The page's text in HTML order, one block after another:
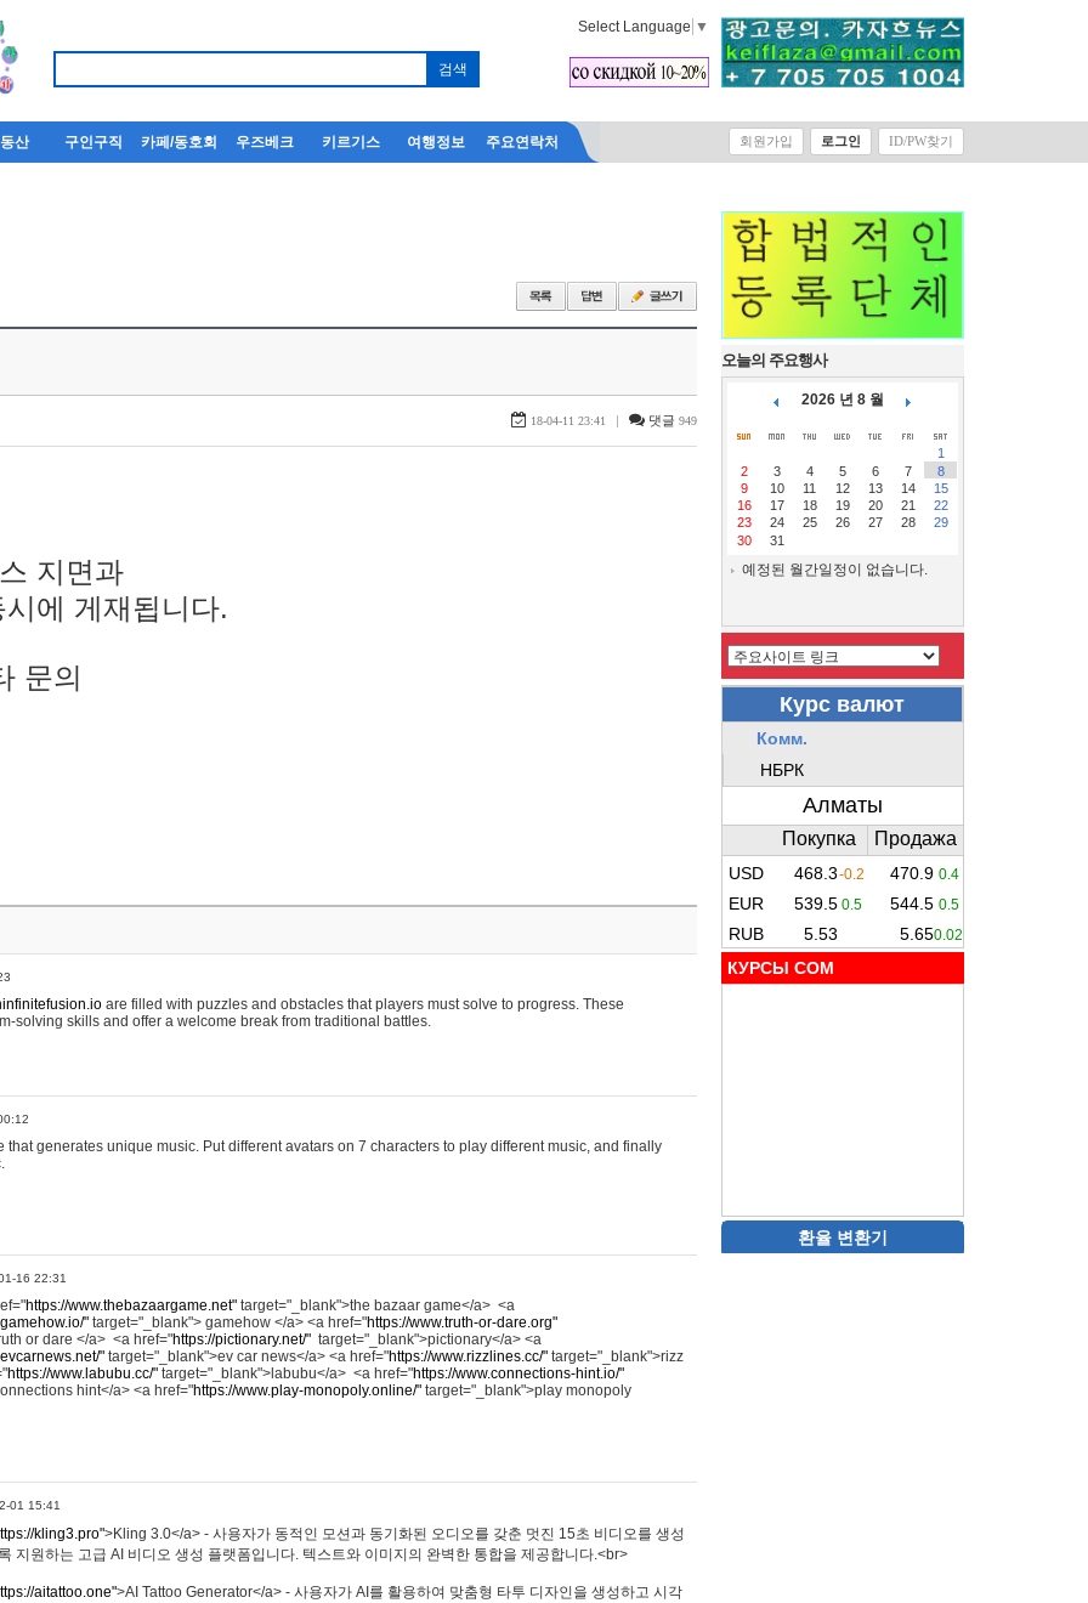
Select Language ▼
산 구인구직 카페/동호회 우즈베크 키르기스 여행정보 주요연락처 회원가입 로그인 ID/PW찾기
18-04-11 23:41 | 댓글 949
지면과
에 게재됩니다.
문의
are filled with puzzles and obstacles that players must solve to progress. These
solving skills and offer a welcome break from traditional battles.
that generates unique music. Put different avatars on 7 characters to play different music, and finally
16 22:31
https://www.thebazaargame.net" target="_blank">the bazaar game</a> <a
" target="_blank"> gamehow </a> <a href="https://www.truth-or-dare.org"
or dare </a> <a href="https://pictionary.net/" target="_blank">pictionary</a> <a
" target="_blank">ev car news</a> <a href="https://www.rizzlines.cc/" target="_blank">rizz
https://www.labubu.cc/" target="_blank">labubu</a> <a href="https://www.connections-hint.io/"
hint</a> <a href="https://www.play-monopoly.online/" target="_blank">play monopoly
01 15:41
kling3.pro">Kling 3.0</a> - 사용자가 동적인 모션과 동기화된 오디오를 갖춘 멋진 15초 비디오를 생성
지원하는 고급 AI 비디오 생성 플랫폼입니다. 텍스트와 이미지의 완벽한 통합을 제공합니다.<br>
aitattoo.one">AI Tattoo Generator</a> - 사용자가 AI를 활용하여 맞춤형 타투 디자인을 생성하고 시각
오늘의 주요행사
2026 년 8 월
1
2
3 4 5 6 7
8
9
10 11 12 13 14
15
16
17 18 19 20 21
22
23
24 25 26 27 28
29
30
31
예정된 월간일정이 없습니다.
КУРСЫ COM
환율 변환기